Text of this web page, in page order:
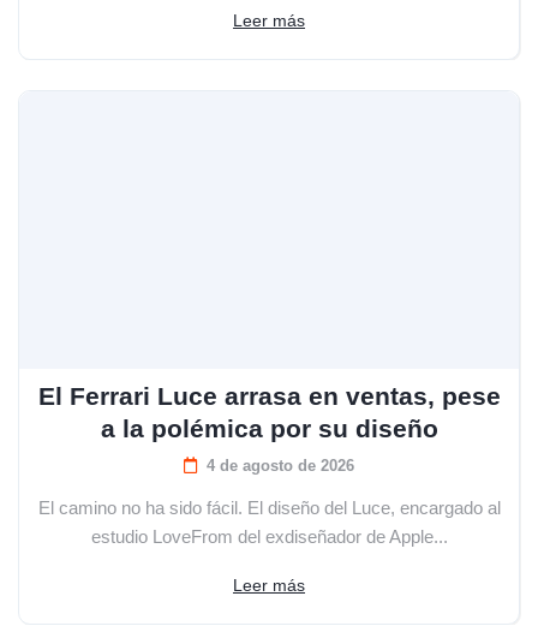
Leer más
El Ferrari Luce arrasa en ventas, pese
a la polémica por su diseño
4 de agosto de 2026
El camino no ha sido fácil. El diseño del Luce, encargado al
estudio LoveFrom del exdiseñador de Apple...
Leer más